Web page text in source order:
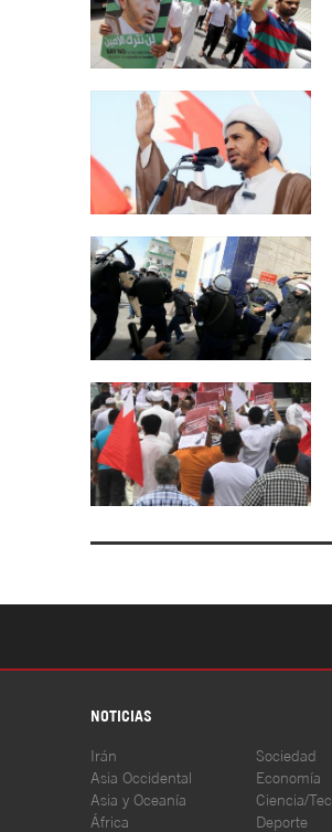
NOTICIAS
Irán
Asia Occidental
Asia y Oceanía
África
Sociedad
Economía
Ciencia/Tec
Deporte